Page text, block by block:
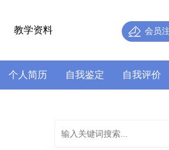
教学资料 会员
个人简历 自我鉴定 自我评价